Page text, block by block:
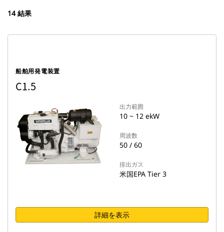
14 結果
船舶用発電装置
C1.5
出力範囲
10 ~ 12 ekW
周波数
50 / 60
排出ガス
米国EPA Tier 3
詳細を表示